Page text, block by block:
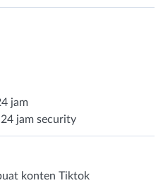
jam
jam security
konten Tiktok